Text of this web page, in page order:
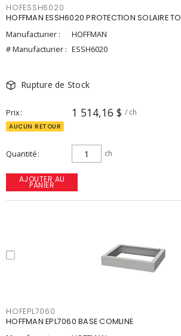
HOFESSH6020
HOFFMAN ESSH6020 PROTECTION SOLAIRE
Manufacturier :
HOFFMAN
# Manufacturier : ESSH6020
Rupture de Stock
Prix 1 514,16 $ / ch
AUCUN RETOUR
Quantité ch
AJOUTER AU
PANIER
HOFEPL7060
HOFFMAN EPL7060 BASE COMLINE